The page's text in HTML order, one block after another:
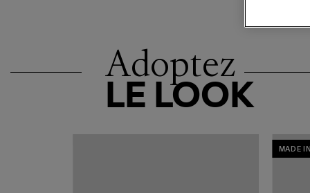
Adoptez
LE LOOK
MADE